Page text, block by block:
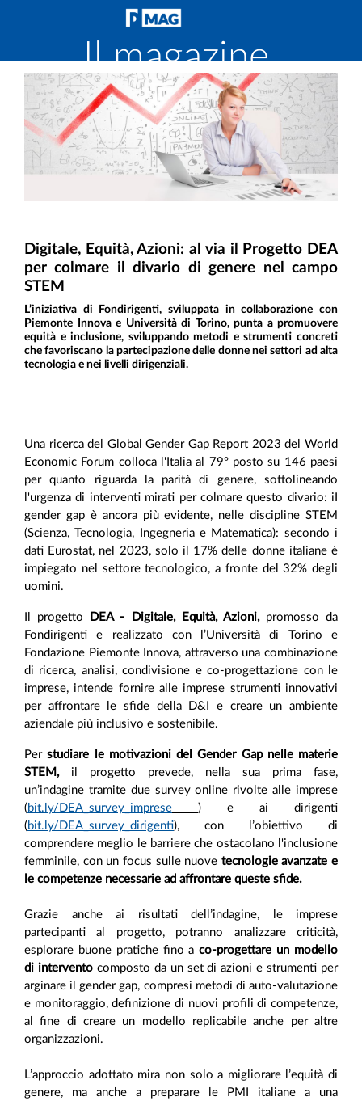
Il magazine
di
Fondirigenti
Digitale, Equità, Azioni: al via il Progetto DEA
per colmare il divario di genere nel campo
STEM
L’iniziativa di Fondirigenti, sviluppata in collaborazione con
Piemonte Innova e Università di Torino, punta a promuovere
equità e inclusione, sviluppando metodi e strumenti concreti
che favoriscano la partecipazione delle donne nei settori ad alta
tecnologia e nei livelli dirigenziali.
Una ricerca del Global Gender Gap Report 2023 del World
Economic Forum colloca l'Italia al 79º posto su 146 paesi
per quanto riguarda la parità di genere, sottolineando
l'urgenza di interventi mirati per colmare questo divario: iI
gender gap è ancora più evidente, nelle discipline STEM
(Scienza, Tecnologia, Ingegneria e Matematica): secondo i
dati Eurostat, nel 2023, solo il 17% delle donne italiane è
impiegato nel settore tecnologico, a fronte del 32% degli
uomini.
Il progetto DEA - Digitale, Equità, Azioni,promosso da
Fondirigenti e realizzato con l’Università di Torino e
Fondazione Piemonte Innova, attraverso una combinazione
di ricerca, analisi, condivisione e co-progettazione con le
imprese, intende fornire alle imprese strumenti innovativi
per affrontare le sfide della D&I e creare un ambiente
aziendale più inclusivo e sostenibile.
Perstudiare le motivazioni del Gender Gap nelle materie
STEM,il progetto prevede, nella sua prima fase,
un’indagine tramite due survey online rivolte alle imprese
( bit.ly/DEA_survey_imprese
) e ai dirigenti
( bit.ly/DEA_survey_dirigenti), con l’obiettivo di
comprendere meglio le barriere che ostacolano l'inclusione
femminile, con un focus sulle nuove tecnologie avanzate e
le competenze necessarie ad affrontare queste sfide.
Grazie anche ai risultati dell’indagine, le imprese
partecipanti al progetto, potranno analizzare criticità,
esplorare buone pratiche fino aco-progettare un modello
di interventocomposto da un set di azioni e strumenti per
arginare il gender gap, compresi metodi di auto-valutazione
e monitoraggio, definizione di nuovi profili di competenze,
al fine di creare un modello replicabile anche per altre
organizzazioni.
L’approccio adottato mira non solo a migliorare l’equità di
genere, ma anche a preparare le PMI italiane a una